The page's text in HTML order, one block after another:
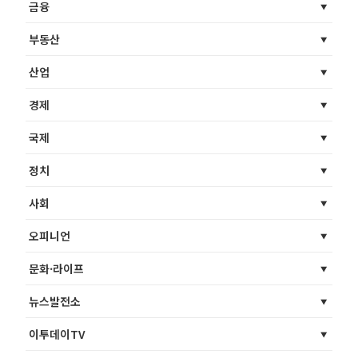
금융
부동산
산업
경제
국제
정치
사회
오피니언
문화·라이프
뉴스발전소
이투데이TV